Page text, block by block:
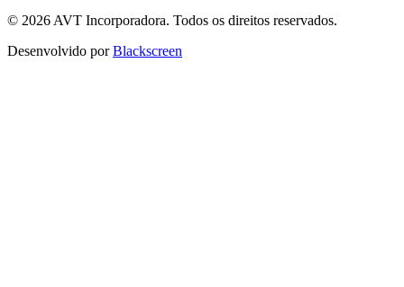
© 2026 AVT Incorporadora. Todos os direitos reservados.
Desenvolvido porBlackscreen